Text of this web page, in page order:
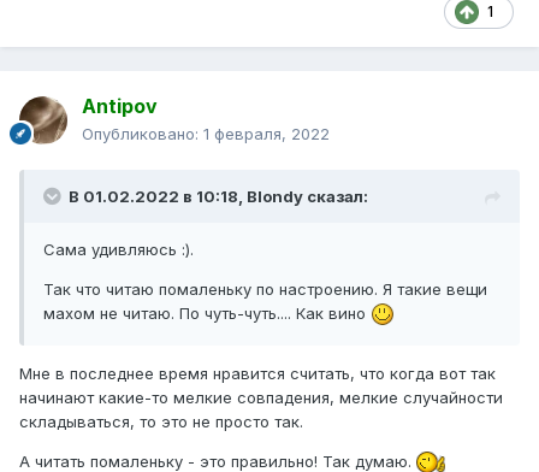
1
Antipov
Опубликовано: 1 февраля, 2022
В 01.02.2022 в 10:18, Blondy сказал:
Сама удивляюсь :).
Так что читаю помаленьку по настроению. Я такие вещи
махом не читаю. По чуть-чуть.... Как вино
Мне в последнее время нравится считать, что когда вот так
начинают какие-то мелкие совпадения, мелкие случайности
складываться, то это не просто так.
А читать помаленьку - это правильно! Так думаю.